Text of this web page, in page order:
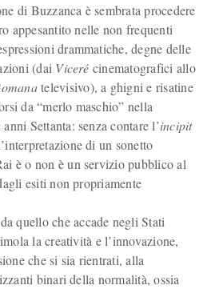
di Buzzanca è sembrata procedere
appesantito nelle non frequenti
drammatiche, degne delle
(dai Viceré cinematografici allo
televisivo), a ghigni e risatine
da “merlo maschio” nella
Settanta: senza contare l’incipit
di un sonetto
è o non è un servizio pubblico al
esiti non propriamente
quello che accade negli Stati
la creatività e l’innovazione,
che si sia rientrati, alla
binari della normalità, ossia